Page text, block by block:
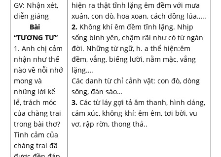
GV: Nhận xét,
diễn giảng
Bài
“TƯƠNG TƯ”
1. Anh chị cảm
nhận như thế
nào về nỗi nhớ
mong và
những lời kể
lể, trách móc
của chàng trai
trong bài thơ?
Tình cảm của
chàng trai đã
hiện ra thật tĩnh lặng êm đềm với mưa
xuân, con đò, hoa xoan, cách đồng lúa…..
2. Không khí êm đềm tĩnh lặng. Nhịp
sống bình yên, chậm rãi như có từ ngàn
đời. Những từ ngữ, h. a thể hiện:êm
đềm, vắng, biếng lười, nằm mặc, vắng
lặng….
Các danh từ chỉ cảnh vật: con đò, dòng
sông, đàn sáo…
3. Các từ láy gợi tả âm thanh, hình dáng,
cảm xúc, không khí: êm êm, tơi bời, vu
vơ, rập rờn, thong thả..